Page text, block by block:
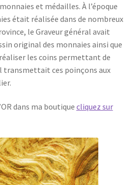
et médailles. À l’époque
était réalisée dans de nombreux
le Graveur général avait
original des monnaies ainsi que
les coins permettant de
transmettait ces poinçons aux
dans ma boutique cliquez sur